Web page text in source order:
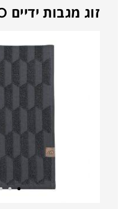
זוג מגבות ידיים GEO